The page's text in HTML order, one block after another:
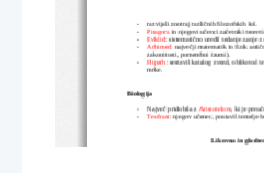
razvijali znotraj različnih filozofskih šol.
-
Pitagora in njegovi učenci začetniki
-
Evklid: sistematično uredil tedanje zanje z
-
Arhimed: največji matematik in fizik
zakonitosti, pomembni izumi).
-
Hiparh: sestavil katalog zvezd, oblikoval
mrke.
Biologija
- Največ pridobila z Aristotelom, ki je
-
Teofrast: njegov učenec, postavil temelje
Likovna in